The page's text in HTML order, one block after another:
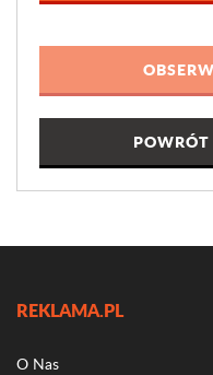
POWRÓT
REKLAMA.PL
O Nas